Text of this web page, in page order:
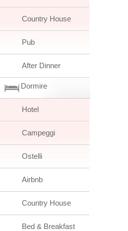
Country House
Pub
After Dinner
Dormire
Hotel
Campeggi
Ostelli
Airbnb
Country House
Bed & Breakfast